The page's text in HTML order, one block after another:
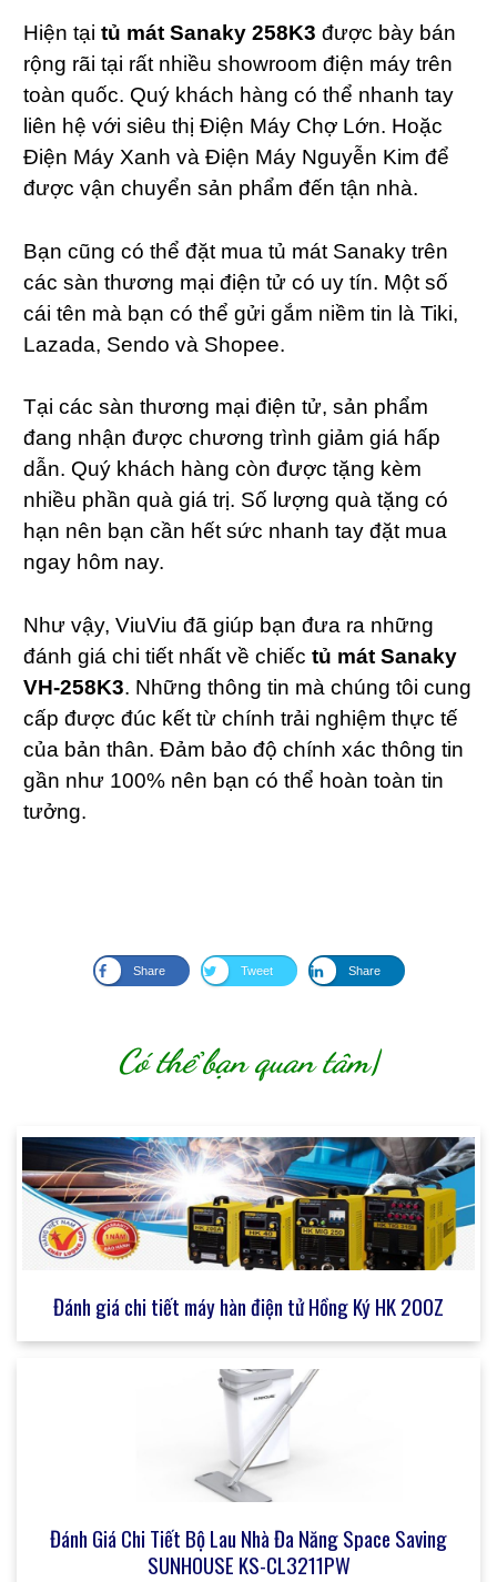
Hiện tại tủ mát Sanaky 258K3 được bày bán
rộng rãi tại rất nhiều showroom điện máy trên
toàn quốc. Quý khách hàng có thể nhanh tay
liên hệ với siêu thị Điện Máy Chợ Lớn. Hoặc
Điện Máy Xanh và Điện Máy Nguyễn Kim để
được vận chuyển sản phẩm đến tận nhà.
Bạn cũng có thể đặt mua tủ mát Sanaky trên
các sàn thương mại điện tử có uy tín. Một số
cái tên mà bạn có thể gửi gắm niềm tin là Tiki,
Lazada, Sendo và Shopee.
Tại các sàn thương mại điện tử, sản phẩm
đang nhận được chương trình giảm giá hấp
dẫn. Quý khách hàng còn được tặng kèm
nhiều phần quà giá trị. Số lượng quà tặng có
hạn nên bạn cần hết sức nhanh tay đặt mua
ngay hôm nay.
Như vậy, ViuViu đã giúp bạn đưa ra những
đánh giá chi tiết nhất về chiếc tủ mát Sanaky
VH-258K3. Những thông tin mà chúng tôi cung
cấp được đúc kết từ chính trải nghiệm thực tế
của bản thân. Đảm bảo độ chính xác thông tin
gần như 100% nên bạn có thể hoàn toàn tin
tưởng.
Share Tweet Share
Có thể bạn quan tâm|
Đánh giá chi tiết máy hàn điện tử Hồng Ký HK 200Z
Đánh Giá Chi Tiết Bộ Lau Nhà Đa Năng Space Saving
SUNHOUSE KS-CL3211PW